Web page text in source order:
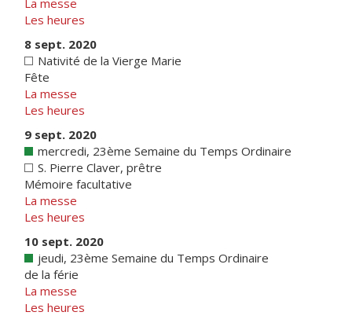
La messe
Les heures
8 sept. 2020
Nativité de la Vierge Marie
Fête
La messe
Les heures
9 sept. 2020
mercredi, 23ème Semaine du Temps Ordinaire
S. Pierre Claver, prêtre
Mémoire facultative
La messe
Les heures
10 sept. 2020
jeudi, 23ème Semaine du Temps Ordinaire
de la férie
La messe
Les heures